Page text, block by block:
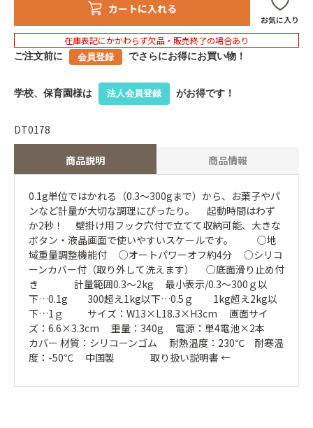
カートに入れる
お気に入り
在庫表記にかかわらず欠品・販売終了の場合あり
ご注文前に 会員登録 でさらにお得にお買い物！
学校、保育園様は 法人会員登録 がお得です！
商品説明 商品情報
0.1g単位ではかれる（0.3～300gまで）から、お菓子やパ
ンなど計量が大切な調理にぴったり。 起動時間はわず
か2秒！ 壁掛け用フック穴付で立てて収納可能、大きな
ボタン・液晶画面で使いやすいスケールです。 ○地
域重量調整機能付 ○オートパワーオフ約4分 ○シリコ
ーンカバー付（取り外して洗えます） ○底面滑り止め付
き 計量範囲0.3～2kg 最小表示/0.3～300ｇ以
下…0.1g 300超え1kg以下…0.5ｇ 1kg超え2kg以
下…1ｇ サイズ：W13×L18.3×H3cm 画面サイ
ズ：6.6×3.3cm 重量：340g 電源：単4電池×2本
カバー 材質：シリコーンゴム 耐熱温度：230℃ 耐寒温
度：-50℃ 中国製 取り扱い説明書 ←
DT0178